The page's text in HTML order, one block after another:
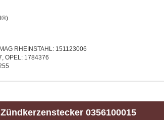
RHEINSTAHL: 151123006
OPEL: 1784376
Zündkerzenstecker 0356100015